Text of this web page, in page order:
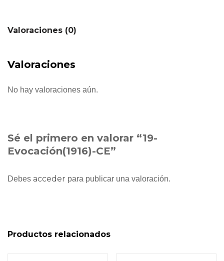
Valoraciones (0)
Valoraciones
No hay valoraciones aún.
Sé el primero en valorar “19-
Evocación(1916)-CE”
Debes acceder para publicar una valoración.
Productos relacionados